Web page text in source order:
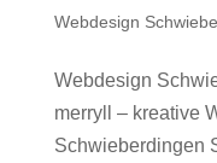
Webdesign
Webdesign
merryll – kreative
Schwieberdingen